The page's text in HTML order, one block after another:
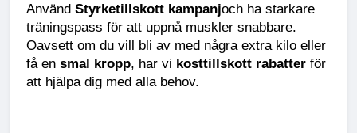
Använd Styrketillskott kampanjoch ha starkare
träningspass för att uppnå muskler snabbare.
Oavsett om du vill bli av med några extra kilo eller
få en smal kropp, har vi kosttillskott rabatter för
att hjälpa dig med alla behov.